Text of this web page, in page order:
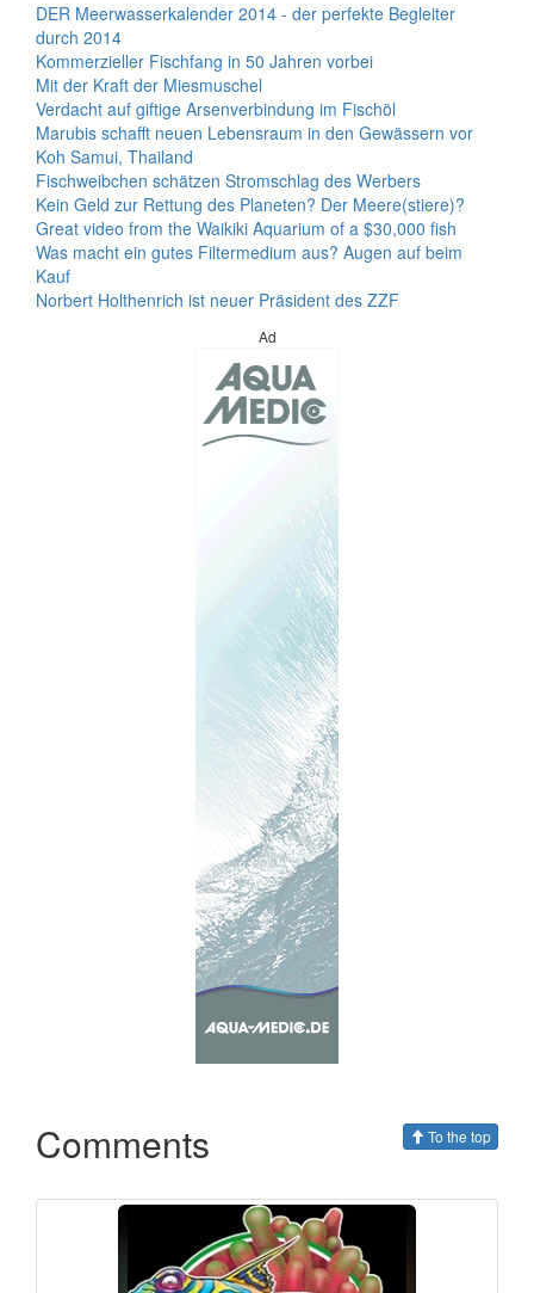
DER Meerwasserkalender 2014 - der perfekte Begleiter
durch 2014
Kommerzieller Fischfang in 50 Jahren vorbei
Mit der Kraft der Miesmuschel
Verdacht auf giftige Arsenverbindung im Fischöl
Marubis schafft neuen Lebensraum in den Gewässern vor
Koh Samui, Thailand
Fischweibchen schätzen Stromschlag des Werbers
Kein Geld zur Rettung des Planeten? Der Meere(stiere)?
Great video from the Waikiki Aquarium of a $30,000 fish
Was macht ein gutes Filtermedium aus? Augen auf beim
Kauf
Norbert Holthenrich ist neuer Präsident des ZZF
Ad
Comments To the top